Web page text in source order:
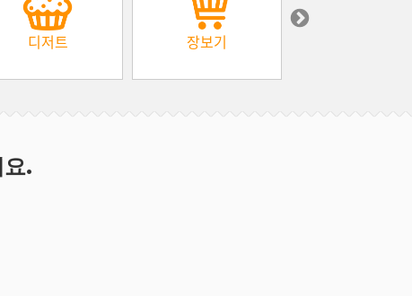
디저트 장보기
.